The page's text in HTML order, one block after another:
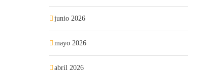
junio 2026
mayo 2026
abril 2026